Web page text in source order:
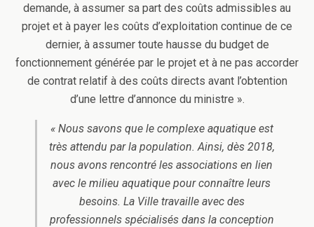
demande, à assumer sa part des coûts admissibles au
projet et à payer les coûts d’exploitation continue de ce
dernier, à assumer toute hausse du budget de
fonctionnement générée par le projet et à ne pas accorder
de contrat relatif à des coûts directs avant l’obtention
d’une lettre d’annonce du ministre ».
« Nous savons que le complexe aquatique est
très attendu par la population. Ainsi, dès 2018,
nous avons rencontré les associations en lien
avec le milieu aquatique pour connaître leurs
besoins. La Ville travaille avec des
professionnels spécialisés dans la conception